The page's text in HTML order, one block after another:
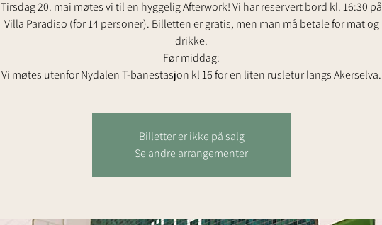
Tirsdag 20. mai møtes vi til en hyggelig Afterwork! Vi har reservert bord kl. 16:30 på
Villa Paradiso (for 14 personer). Billetten er gratis, men man må betale for mat og
drikke.
Før middag:
Vi møtes utenfor Nydalen T-banestasjon kl 16 for en liten rusletur langs Akerselva.
Billetter er ikke på salg
Se andre arrangementer